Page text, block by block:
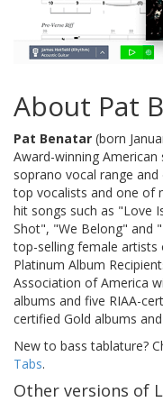
About Pat
Pat Benatar (born
Award-winning
soprano vocal range
top vocalists and one of
hit songs such as "Love
Shot", "We Belong" and
top-selling female
Platinum Album
Association of America
albums and five RIAA-
certified Gold albums
New to bass tablature?
Tabs.
Other versions of